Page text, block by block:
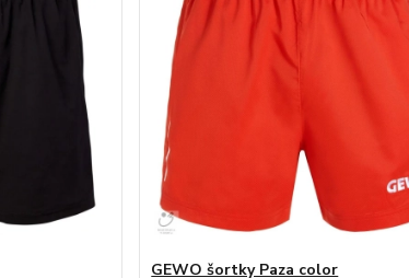
GEWO šortky Paza color